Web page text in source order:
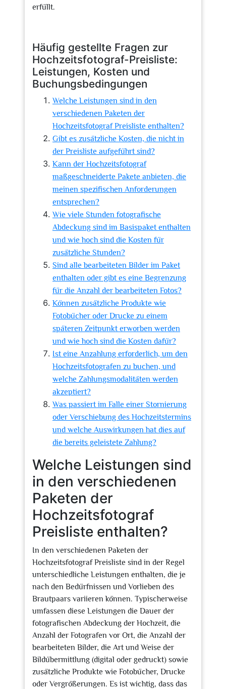
erfüllt.
Häufig gestellte Fragen zur
Hochzeitsfotograf-Preisliste:
Leistungen, Kosten und
Buchungsbedingungen
Welche Leistungen sind in den
verschiedenen Paketen der
Hochzeitsfotograf Preisliste enthalten?
Gibt es zusätzliche Kosten, die nicht in
der Preisliste aufgeführt sind?
Kann der Hochzeitsfotograf
maßgeschneiderte Pakete anbieten, die
meinen spezifischen Anforderungen
entsprechen?
Wie viele Stunden fotografische
Abdeckung sind im Basispaket enthalten
und wie hoch sind die Kosten für
zusätzliche Stunden?
Sind alle bearbeiteten Bilder im Paket
enthalten oder gibt es eine Begrenzung
für die Anzahl der bearbeiteten Fotos?
Können zusätzliche Produkte wie
Fotobücher oder Drucke zu einem
späteren Zeitpunkt erworben werden
und wie hoch sind die Kosten dafür?
Ist eine Anzahlung erforderlich, um den
Hochzeitsfotografen zu buchen, und
welche Zahlungsmodalitäten werden
akzeptiert?
Was passiert im Falle einer Stornierung
oder Verschiebung des Hochzeitstermins
und welche Auswirkungen hat dies auf
die bereits geleistete Zahlung?
Welche Leistungen sind
in den verschiedenen
Paketen der
Hochzeitsfotograf
Preisliste enthalten?
In den verschiedenen Paketen der
Hochzeitsfotograf Preisliste sind in der Regel
unterschiedliche Leistungen enthalten, die je
nach den Bedürfnissen und Vorlieben des
Brautpaars variieren können. Typischerweise
umfassen diese Leistungen die Dauer der
fotografischen Abdeckung der Hochzeit, die
Anzahl der Fotografen vor Ort, die Anzahl der
bearbeiteten Bilder, die Art und Weise der
Bildübermittlung (digital oder gedruckt) sowie
zusätzliche Produkte wie Fotobücher, Drucke
oder Vergrößerungen. Es ist wichtig, dass das